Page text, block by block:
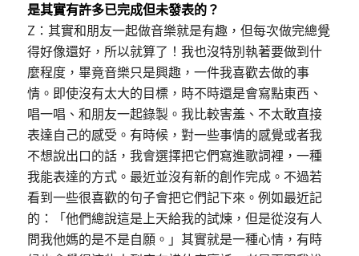
是其實有許多已完成但未發表的？
Z：其實和朋友一起做音樂就是有趣，但每次做完總覺
得好像還好，所以就算了！我也沒特別執著要做到什
麼程度，畢竟音樂只是興趣，一件我喜歡去做的事
情。即使沒有太大的目標，時不時還是會寫點東西、
唱一唱、和朋友一起錄製。我比較害羞、不太敢直接
表達自己的感受。有時候，對一些事情的感覺或者我
不想說出口的話，我會選擇把它們寫進歌詞裡，一種
我能表達的方式。最近並沒有新的創作完成。不過若
看到一些很喜歡的句子會把它們記下來。例如最近記
的：「他們總說這是上天給我的試煉，但是從沒有人
問我他媽的是不是自願。」其實就是一種心情，有時